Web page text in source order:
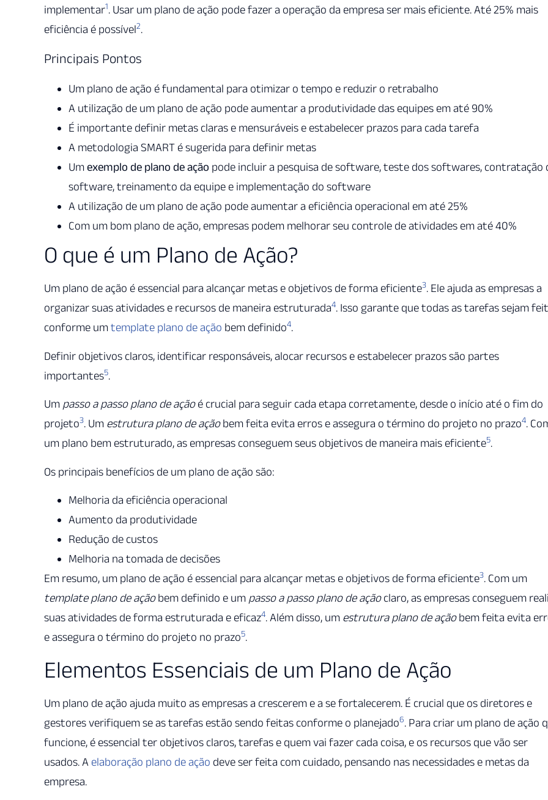
implementar1. Usar um plano de ação pode fazer a operação da empresa ser mais eficiente. Até 25% mais
eficiência é possível2.
Principais Pontos
Um plano de ação é fundamental para otimizar o tempo e reduzir o retrabalho
A utilização de um plano de ação pode aumentar a produtividade das equipes em até 90%
É importante definir metas claras e mensuráveis e estabelecer prazos para cada tarefa
A metodologia SMART é sugerida para definir metas
Umexemplo de plano de ação pode incluir a pesquisa de software, teste dos softwares, contratação
software, treinamento da equipe e implementação do software
A utilização de um plano de ação pode aumentar a eficiência operacional em até 25%
Com um bom plano de ação, empresas podem melhorar seu controle de atividades em até 40%
O que é um Plano de Ação?
Um plano de ação é essencial para alcançar metas e objetivos de forma eficiente3. Ele ajuda as empresas a
organizar suas atividades e recursos de maneira estruturada4. Isso garante que todas as tarefas sejam
conforme umtemplate plano de ação bem definido4.
Definir objetivos claros, identificar responsáveis, alocar recursos e estabelecer prazos são partes
importantes5.
Um passo a passo plano de açãoé crucial para seguir cada etapa corretamente, desde o início até o fim do
projeto3. Um estrutura plano de açãobem feita evita erros e assegura o término do projeto no prazo4.
um plano bem estruturado, as empresas conseguem seus objetivos de maneira mais eficiente5.
Os principais benefícios de um plano de ação são:
Melhoria da eficiência operacional
Aumento da produtividade
Redução de custos
Melhoria na tomada de decisões
Em resumo, um plano de ação é essencial para alcançar metas e objetivos de forma eficiente3. Com um
template plano de açãobem definido e um passo a passo plano de açãoclaro, as empresas conseguem
suas atividades de forma estruturada e eficaz4. Além disso, um estrutura plano de açãobem feita evita
e assegura o término do projeto no prazo5.
Elementos Essenciais de um Plano de Ação
Um plano de ação ajuda muito as empresas a crescerem e a se fortalecerem. É crucial que os diretores e
gestores verifiquem se as tarefas estão sendo feitas conforme o planejado6. Para criar um plano de ação
funcione, é essencial ter objetivos claros, tarefas e quem vai fazer cada coisa, e os recursos que vão ser
usados. A elaboração plano de ação deve ser feita com cuidado, pensando nas necessidades e metas da
empresa.